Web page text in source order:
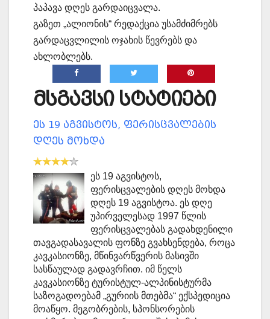
პაპავა დღეს გარდაიცვალა.
გაზეთ „ალიონის“ რედაქცია უსამძიმრებს
გარდაცვლილის ოჯახის წევრებს და
ახლობლებს.
მსგავსი სტატიები
ეს 19 აგვისტოს, ფერისცვალების
დღეს მოხდა
ეს 19 აგვისტოს,
ფერისცვალების დღეს მოხდა
დღეს 19 აგვისტოა. ეს დღე
უპირველესად 1997 წლის
ფერისცვალებას გადახდენილი
თავგადასავალის ფონზე გვახსენდება, როცა
კავკასიონზე, მწინვარწვერის მასივში
სასწაულად გადავრჩით. იმ წელს
კავკასიონზე ტურისტულ-ალპინისტურმა
საზოგადოებამ „გურიის მთებმა“ ექსპედიცია
მოაწყო. მეგობრების, სპონსორების